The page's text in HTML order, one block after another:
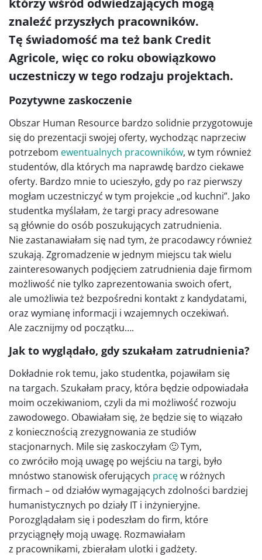
którzy wśród odwiedzających mogą
znaleźć przyszłych pracowników.
Tę świadomość ma też bank Credit
Agricole, więc co roku obowiązkowo
uczestniczy w tego rodzaju projektach.
Pozytywne zaskoczenie
Obszar Human Resource bardzo solidnie przygotowuje
się do prezentacji swojej oferty, wychodząc naprzeciw
potrzebom ewentualnych pracowników, w tym również
studentów, dla których ma naprawdę bardzo ciekawe
oferty. Bardzo mnie to ucieszyło, gdy po raz pierwszy
mogłam uczestniczyć w tym projekcie „od kuchni”. Jako
studentka myślałam, że targi pracy adresowane
są głównie do osób poszukujących zatrudnienia.
Nie zastanawiałam się nad tym, że pracodawcy również
szukają. Zgromadzenie w jednym miejscu tak wielu
zainteresowanych podjęciem zatrudnienia daje firmom
możliwość nie tylko zaprezentowania swoich ofert,
ale umożliwia też bezpośredni kontakt z kandydatami,
oraz wymianę informacji i wzajemnych oczekiwań.
Ale zacznijmy od początku….
Jak to wyglądało, gdy szukałam zatrudnienia?
Dokładnie rok temu, jako studentka, pojawiłam się
na targach. Szukałam pracy, która będzie odpowiadała
moim oczekiwaniom, czyli da mi możliwość rozwoju
zawodowego. Obawiałam się, że będzie się to wiązało
z koniecznością zrezygnowania ze studiów
stacjonarnych. Mile się zaskoczyłam 🙂 Tym,
co zwróciło moją uwagę po wejściu na targi, było
mnóstwo stanowisk oferujących pracęw różnych
firmach – od działów wymagających zdolności bardziej
humanistycznych po działy IT i inżynieryjne.
Porozglądałam się i podeszłam do firm, które
przyciągnęły moją uwagę. Rozmawiałam
z pracownikami, zbierałam ulotki i gadżety.